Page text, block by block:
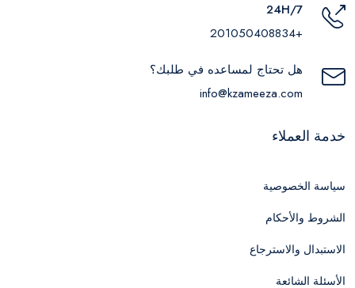
24H/7
+201050408834
هل تحتاج لمساعده في طلبك؟
info@kzameeza.com
خدمة العملاء
سياسة الخصوصية
الشروط والأحكام
الاستبدال والاسترجاع
الأسئلة الشائعة